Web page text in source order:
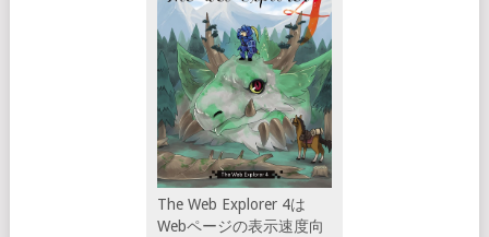
The Web Explorer 4は
Webページの表示速度向